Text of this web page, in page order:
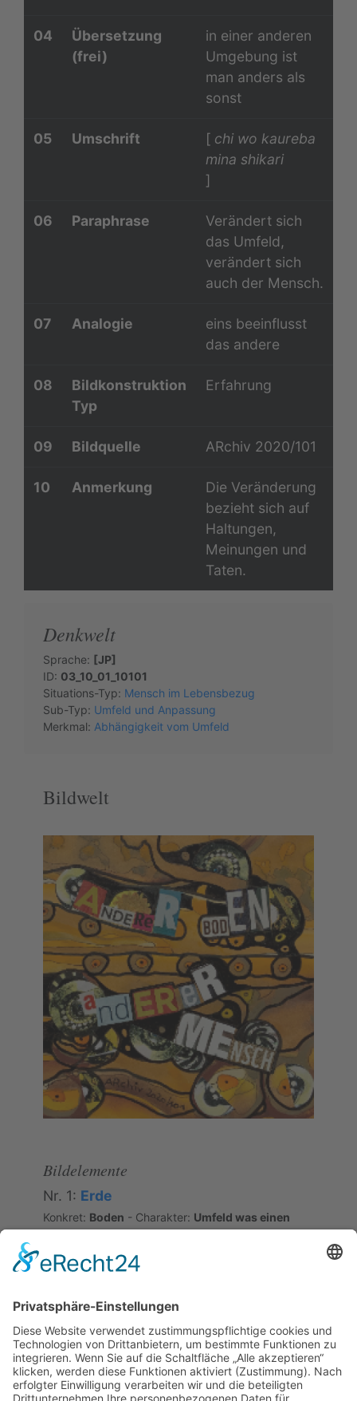
04
Übersetzung
(frei)
in einer anderen
Umgebung ist
man anders als
sonst
05 Umschrift [ chi wo kaureba
mina shikari
]
06 Paraphrase
Verändert sich
das Umfeld,
verändert sich
auch der Mensch.
07 Analogie
eins beeinflusst
das andere
08
Bildkonstruktion
Typ
Erfahrung
09 Bildquelle ARchiv 2020/101
10 Anmerkung
Die Veränderung
bezieht sich auf
Haltungen,
Meinungen und
Taten.
Denkwelt
Sprache: [JP]
ID: 03_10_01_10101
Situations-Typ: Mensch im Lebensbezug
Sub-Typ: Umfeld und Anpassung
Merkmal: Abhängigkeit vom Umfeld
Bildwelt
Bildelemente
Nr. 1: Erde
Konkret: Boden - Charakter: Umfeld was einen
Semantische Relation
#10018[JP]das Wasser ist an jedem Ort
anders
Wirkung des Umfelds auf Verhalten/Befindlichkeit
des Menschen